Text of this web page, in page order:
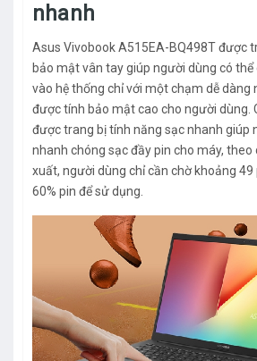
nhanh
Asus Vivobook A515EA-BQ498T được
bảo mật vân tay giúp người dùng có thể
vào hệ thống chỉ với một chạm dễ dàng
được tính bảo mật cao cho người dùng.
được trang bị tính năng sạc nhanh giúp
nhanh chóng sạc đầy pin cho máy,
xuất, người dùng chỉ cần chờ khoảng
60% pin để sử dụng.